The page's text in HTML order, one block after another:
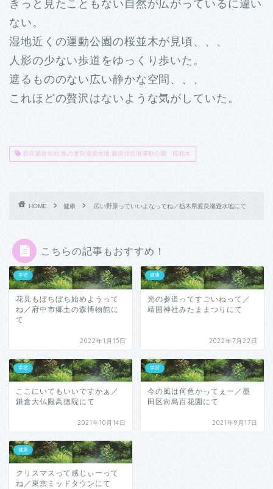
きっと見たこともない自然が広がっているに違い
ない。
湿地近くの運動公園の桜並木が見頃、、、
人影の少ない歩道をゆっくり歩いた。
遮るもののない広い静かな空間、、、
これほどの贅沢はないような気がしていた。
渡良瀬遊水地 春の渡良瀬遊水地 藤岡渡良瀬運動公園 桜並木
HOME 健康 広い野原っていいよなってね／栃木県渡良瀬遊水地にて
こちらの記事もおすすめ！
学習
花見もぼちぼち始めようって
ね／府中市郷土の森博物館に
て
2022年1月15日
健康
光の参道ってすごいねって／
靖国神社みたままつりにて
2022年7月22日
学習
ここにいてもいいですかぁ／
鎌倉大仏殿高徳院にて
2021年10月14日
学習
今の風は何色かってぇー／墨
田区向島百花園にて
2021年9月17日
健康
クリスマスって感じぃーって
ね／東京ミッドタウンにて